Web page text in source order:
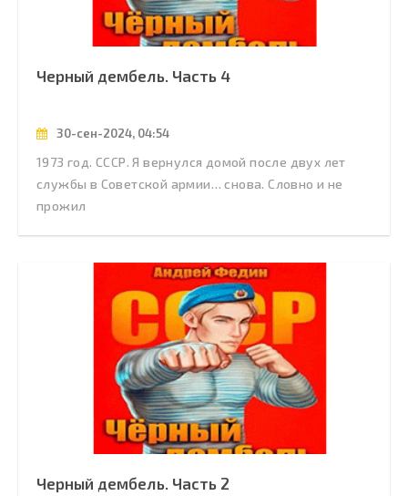
Черный дембель. Часть 4
30-сен-2024, 04:54
1973 год. СССР. Я вернулся домой после двух лет
службы в Советской армии… снова. Словно и не
прожил
Черный дембель. Часть 2